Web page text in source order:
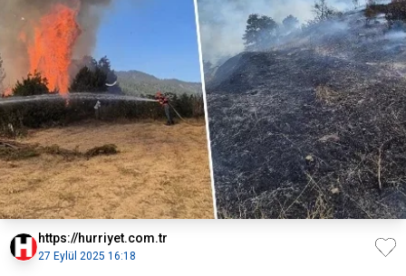
https://hurriyet.com.tr
27 Eylül 2025 16:18